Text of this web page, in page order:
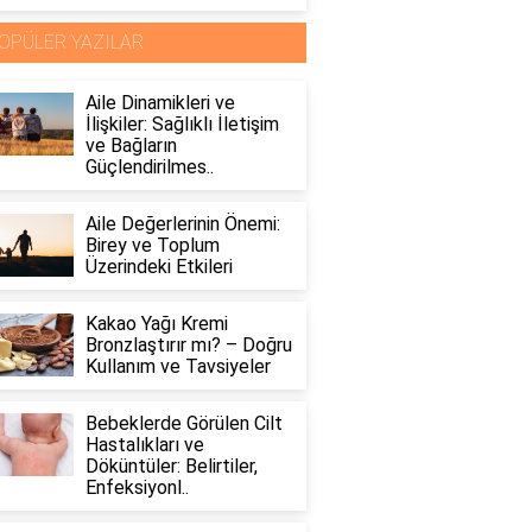
YAZILAR
Aile Dinamikleri ve
İlişkiler: Sağlıklı İletişim
ve Bağların
Güçlendirilmes..
Aile Değerlerinin Önemi:
Birey ve Toplum
Üzerindeki Etkileri
Kakao Yağı Kremi
Bronzlaştırır mı? – Doğru
Kullanım ve Tavsiyeler
Bebeklerde Görülen Cilt
Hastalıkları ve
Döküntüler: Belirtiler,
Enfeksiyonl..